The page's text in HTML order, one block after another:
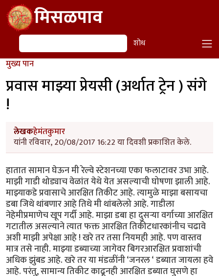
Skip to main contentमिसळपाव
शोध शोध
मुख्य पान
प्रवास माझ्या प्रेयसी (अर्थात ट्रेन ) संगे
!
लेखकहेमंतकुमार
यांनी रविवार, 20/08/2017 16:22 या दिवशी प्रकाशित केले.
हातात सामान घेऊन मी रेल्वे स्टेशनच्या एका फलाटावर उभा आहे.
माझी गाडी थोड्याच वेळांत येथे येत असल्याची घोषणा झाली आहे.
माझ्याकडे प्रवासाचे आरक्षित तिकीट आहे. त्यामुळे माझा बसायचा
डबा जिथे थांबणार आहे तिथे मी थांबलेलो आहे. गाडीला
नेहेमीप्रमाणेच खूप गर्दी आहे. माझा डबा हा दुसऱ्या वर्गाच्या आरक्षित
गटातील असल्याने त्यात फक्त आरक्षित तिकीटधारकांनीच चढावे
अशी माझी अपेक्षा आहे ! खरे तर तसा नियमही आहे. पण वास्तव
मात्र तसे नाही. माझ्या डब्याच्या जागेवर बिगरआरक्षित प्रवाशांची
अधिक झुंबड आहे. खरे तर या मंडळींनी ‘जनरल ‘ डब्यात जायला हवे
आहे. परंतु, सामान्य तिकीट काढूनही आरक्षित डब्यात घुसणे हा